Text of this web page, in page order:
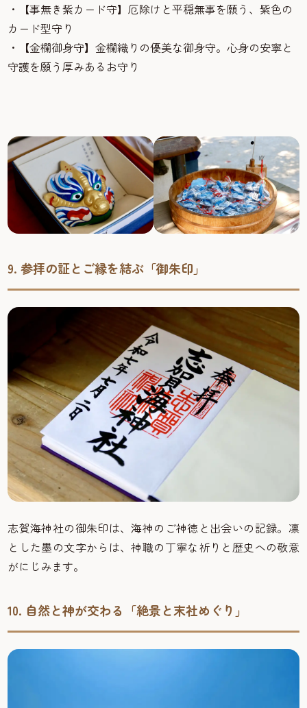
・【事無き紫カード守】厄除けと平穏無事を願う、紫色の
カード型守り
・【金欄御身守】金欄織りの優美な御身守。心身の安寧と
守護を願う厚みあるお守り
9. 参拝の証とご縁を結ぶ「御朱印」
志賀海神社の御朱印は、海神のご神徳と出会いの記録。凛
とした墨の文字からは、神職の丁寧な祈りと歴史への敬意
がにじみます。
10. 自然と神が交わる「絶景と末社めぐり」